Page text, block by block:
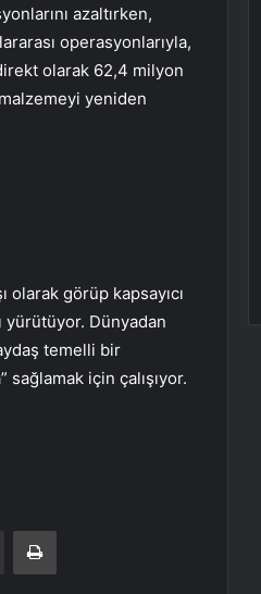
azaltırken,
operasyonlarıyla,
olarak 62,4 milyon
yeniden
görüp kapsayıcı
yürütüyor. Dünyadan
temelli bir
için çalışıyor.
E-Posta ile paylaş Yazdır